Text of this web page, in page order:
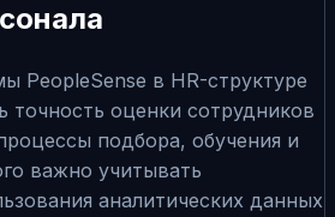
PeopleSense в HR-структуре
точность оценки сотрудников
подбора, обучения и
важно учитывать
аналитических данных